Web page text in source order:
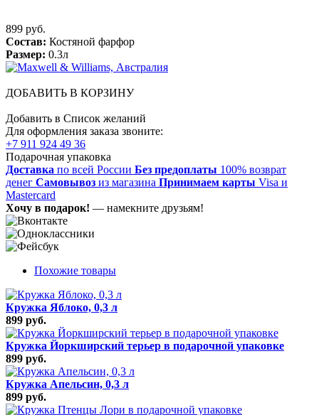
899 руб.
Состав: Костяной фарфор
Размер: 0.3л
ДОБАВИТЬ В КОРЗИНУ
Добавить в Список желаний
Для оформления заказа звоните:
+7 911 924 49 36
Подарочная упаковка
Доставка по всей России Без предоплаты 100% возврат
денег Самовывоз из магазина Принимаем карты Visa и
Mastercard
Хочу в подарок! — намекните друзьям!
Похожие товары
Кружка Яблоко, 0,3 л
899 руб.
Кружка Йоркширский терьер в подарочной упаковке
899 руб.
Кружка Апельсин, 0,3 л
899 руб.